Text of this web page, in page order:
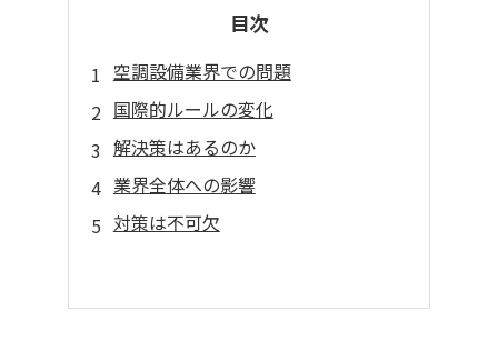
目次
空調設備業界での問題
国際的ルールの変化
解決策はあるのか
業界全体への影響
対策は不可欠